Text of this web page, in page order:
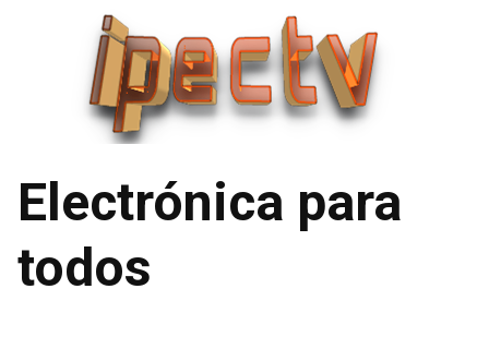
Electrónica para
todos